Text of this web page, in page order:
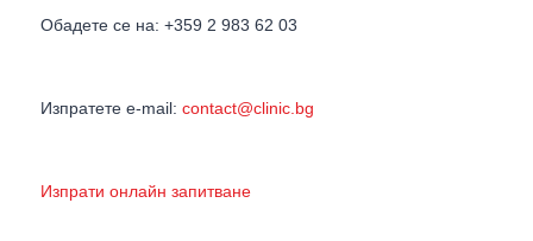
Обадете се на: +359 2 983 62 03
Изпратете e-mail: contact@clinic.bg
Изпрати онлайн запитване